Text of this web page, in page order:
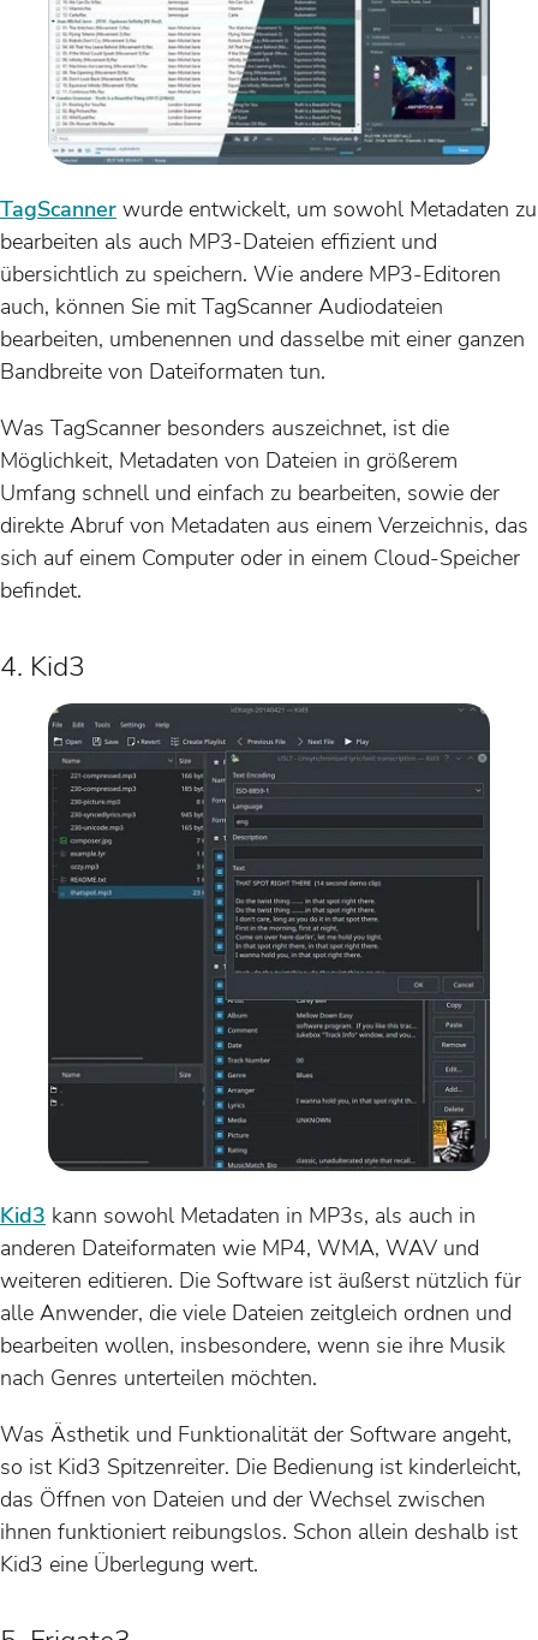
TagScanner wurde entwickelt, um sowohl Metadaten zu
bearbeiten als auch MP3-Dateien effizient und
übersichtlich zu speichern. Wie andere MP3-Editoren
auch, können Sie mit TagScanner Audiodateien
bearbeiten, umbenennen und dasselbe mit einer ganzen
Bandbreite von Dateiformaten tun.
Was TagScanner besonders auszeichnet, ist die
Möglichkeit, Metadaten von Dateien in größerem
Umfang schnell und einfach zu bearbeiten, sowie der
direkte Abruf von Metadaten aus einem Verzeichnis, das
sich auf einem Computer oder in einem Cloud-Speicher
befindet.
4. Kid3
Kid3 kann sowohl Metadaten in MP3s, als auch in
anderen Dateiformaten wie MP4, WMA, WAV und
weiteren editieren. Die Software ist äußerst nützlich für
alle Anwender, die viele Dateien zeitgleich ordnen und
bearbeiten wollen, insbesondere, wenn sie ihre Musik
nach Genres unterteilen möchten.
Was Ästhetik und Funktionalität der Software angeht,
so ist Kid3 Spitzenreiter. Die Bedienung ist kinderleicht,
das Öffnen von Dateien und der Wechsel zwischen
ihnen funktioniert reibungslos. Schon allein deshalb ist
Kid3 eine Überlegung wert.